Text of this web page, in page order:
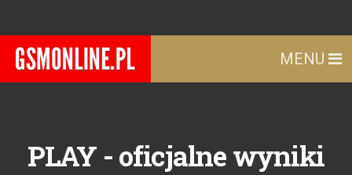
MENU
PLAY - oficjalne wyniki